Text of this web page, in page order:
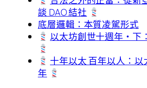
談 DAO 結社
底層邏輯：本質凌駕形式
以太坊創世十週年・下
十年以太 百年以人：以
年